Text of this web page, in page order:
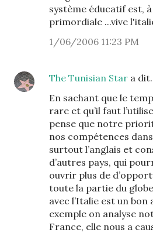
système éducatif est,
primordiale ...vive
1/06/2006 11:23 PM
The Tunisian Star a
En sachant que le
rare et qu’il faut
pense que notre
nos compétences
surtout l’anglais et
d’autres pays, qui
ouvrir plus de
toute la partie du
avec l’Italie est un bon
exemple on analyse
France, elle nous a